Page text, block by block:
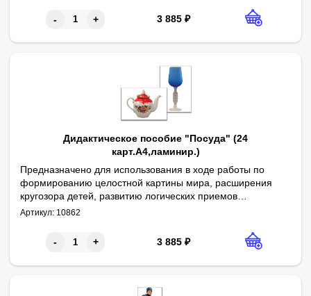
ламинированных пленкой. Сопровождается
методическими рекомендациями. Авторы: О. В.
- + 3 885 ₽
Дидактическое пособие "Посуда" (24
карт.А4,ламинир.)
Предназначено для использования в ходе работы по
формированию целостной картины мира, расширения
кругозора детей, развитию логических приемов
мышления, обогащению и активизации словаря.
ламинированных пленкой. Сопровождается
методическими рекомендациями.
Авторы: О. В. Печенкина, В. В. Кожевникова
Артикул: 10862
- + 3 885 ₽